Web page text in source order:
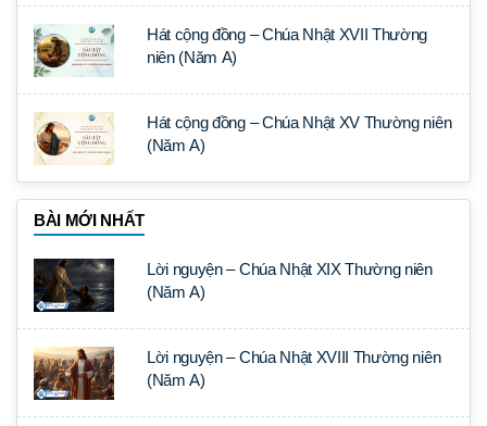
Hát cộng đồng – Chúa Nhật XVII Thường
niên (Năm A)
Hát cộng đồng – Chúa Nhật XV Thường niên
(Năm A)
BÀI MỚI NHẤT
Lời nguyện – Chúa Nhật XIX Thường niên
(Năm A)
Lời nguyện – Chúa Nhật XVIII Thường niên
(Năm A)